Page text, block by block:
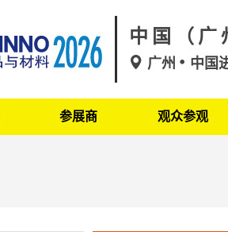
中国（广
广州 中国
参展商 观众参观